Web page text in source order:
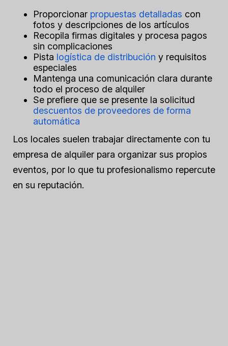
Proporcionar propuestas detalladas con
fotos y descripciones de los artículos
Recopila firmas digitales y procesa pagos
sin complicaciones
Pista logística de distribución y requisitos
especiales
Mantenga una comunicación clara durante
todo el proceso de alquiler
Se prefiere que se presente la solicitud
descuentos de proveedores de forma
automática
Los locales suelen trabajar directamente con tu
empresa de alquiler para organizar sus propios
eventos, por lo que tu profesionalismo repercute
en su reputación.